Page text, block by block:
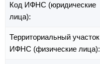
Код ИФНС (юридические
лица):
Территориальный участок
ИФНС (физические лица):